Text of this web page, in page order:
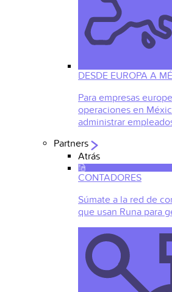
DESDE EUROPA A
Para empresas
operaciones en
administrar
Partners
Atrás
CONTADORES
Súmate a la red de
que usan Runa para